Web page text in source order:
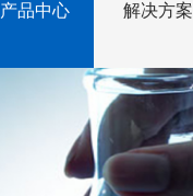
产品中心 解决方案